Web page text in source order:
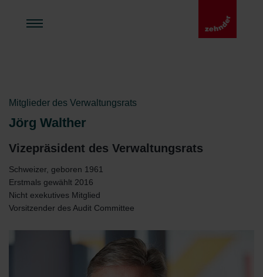
Mitglieder des Verwaltungsrats
Jörg Walther
Vizepräsident des Verwaltungsrats
Schweizer, geboren 1961
Erstmals gewählt 2016
Nicht exekutives Mitglied
Vorsitzender des Audit Committee